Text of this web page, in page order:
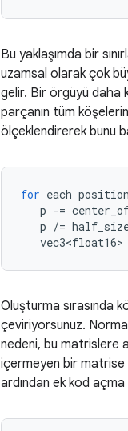
Bu yaklaşımda bir
uzamsal olarak çok
gelir. Bir örgüyü daha
parçanın tüm
ölçeklendirerek bunu
for each position
p -=
p /=
vec3<float16>
Oluşturma sırasında
çeviriyorsunuz.
nedeni, bu matrislere
içermeyen bir matrise
ardından ek kod